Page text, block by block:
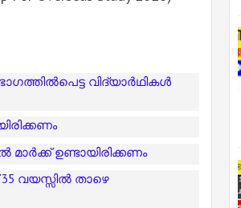
വിദ്യാർഥികൾ
ഉണ്ടായിരിക്കണം
വയസ്സിൽ താഴെ